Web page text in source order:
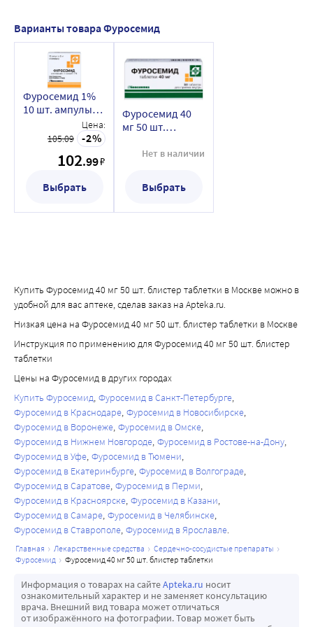
Варианты товара Фуросемид
Фуросемид 1%
10 шт. ампулы
раствор для
инъекций 2 мл
Цена:
105.09
2
102.99₽
Выбрать
Фуросемид 40
мг 50 шт.
таблетки
Нет в наличии
Выбрать
Купить Фуросемид 40 мг 50 шт. блистер таблетки в Москве можно в
удобной для вас аптеке, сделав заказ на Apteka.ru.
Низкая цена на Фуросемид 40 мг 50 шт. блистер таблетки в Москве
Инструкция по применению для Фуросемид 40 мг 50 шт. блистер
таблетки
Цены на Фуросемид в других городах
Купить Фуросемид Фуросемид в Санкт-Петербурге
Фуросемид в Краснодаре Фуросемид в Новосибирске
Фуросемид в Воронеже Фуросемид в Омске
Фуросемид в Нижнем Новгороде Фуросемид в Ростове-на-Дону
Фуросемид в Уфе Фуросемид в Тюмени
Фуросемид в Екатеринбурге Фуросемид в Волгограде
Фуросемид в Саратове Фуросемид в Перми
Фуросемид в Красноярске Фуросемид в Казани
Фуросемид в Самаре Фуросемид в Челябинске
Фуросемид в Ставрополе Фуросемид в Ярославле
главная лекарственные средства
сердечно-сосудистые препараты
фуросемид
фуросемид 40 мг 50 шт. блистер таблетки
Информация о товарах на сайтеApteka.ru носит
ознакомительный характер и не заменяет консультацию
врача. Внешний вид товара может отличаться
от изображённого на фотографии. Товар может быть